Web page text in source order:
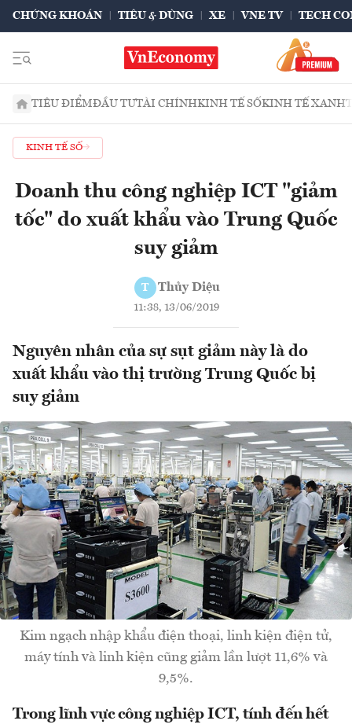
CHỨNG KHOÁN TIÊU & DÙNG XE VNE TV TECH
TIÊU ĐIỂMĐẦU TƯTÀI CHÍNHKINH TẾ SỐKINH TẾ XANH
KINH TẾ SỐ
Doanh thu công nghiệp ICT "giảm
tốc" do xuất khẩu vào Trung Quốc
suy giảm
T Thủy Diệu
11:38, 13/06/2019
Nguyên nhân của sự sụt giảm này là do
xuất khẩu vào thị trường Trung Quốc bị
suy giảm
Kim ngạch nhập khẩu điện thoại, linh kiện điện tử,
máy tính và linh kiện cũng giảm lần lượt 11,6% và
9,5%.
Trong lĩnh vực công nghiệp ICT, tính đến hết